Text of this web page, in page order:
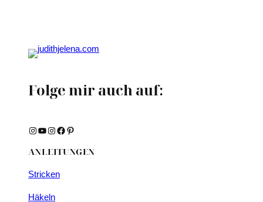
Folge mir auch auf:
Instagram YouTube Instagram Facebook Pinterest
ANLEITUNGEN
Stricken
Häkeln